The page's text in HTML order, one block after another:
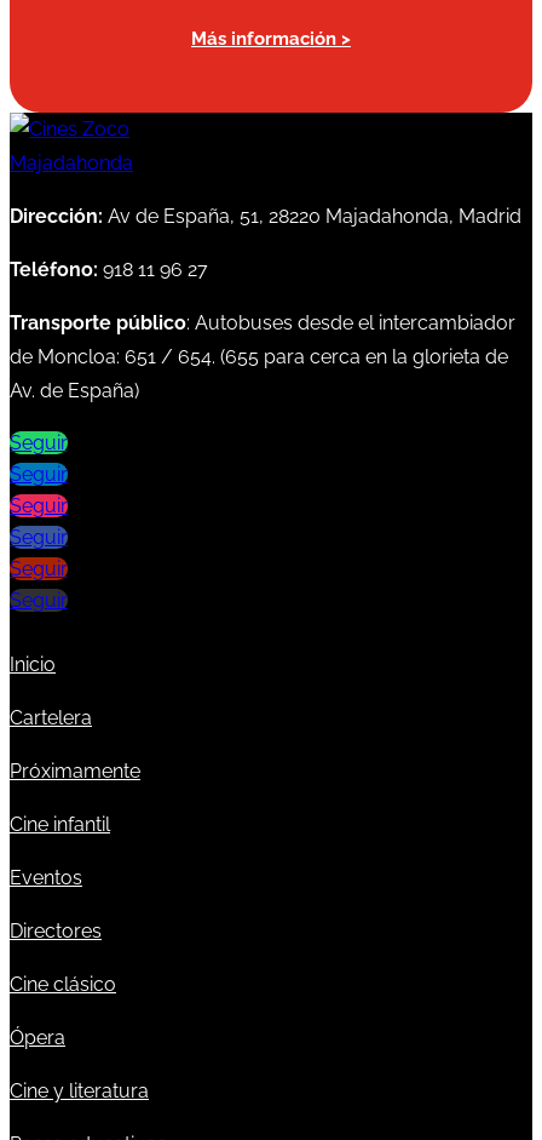
Más información >
Dirección: Av de España, 51, 28220 Majadahonda, Madrid
Teléfono: 918 11 96 27
Transporte público: Autobuses desde el intercambiador
de Moncloa: 651 / 654. (655 para cerca en la glorieta de
Av. de España)
Seguir
Seguir
Seguir
Seguir
Seguir
Seguir
Inicio
Cartelera
Próximamente
Cine infantil
Eventos
Directores
Cine clásico
Ópera
Cine y literatura